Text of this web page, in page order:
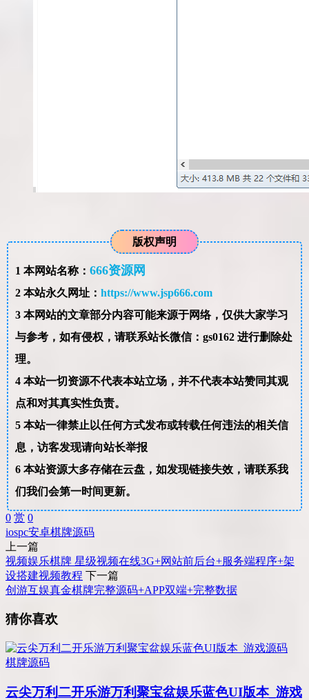
版权声明
1 本网站名称： 666资源网
2本站永久网址： https://www.jsp666.com
3本网站的文章部分内容可能来源于网络，仅供大家学习
与参考，如有侵权，请联系站长微信：gs0162 进行删除处
理。
4本站一切资源不代表本站立场，并不代表本站赞同其观
点和对其真实性负责。
5本站一律禁止以任何方式发布或转载任何违法的相关信
息，访客发现请向站长举报
6本站资源大多存储在云盘，如发现链接失效，请联系我
们我们会第一时间更新。
0 赏 0
iospc安卓棋牌源码
上一篇
视频娱乐棋牌 星级视频在线3G+网站前后台+服务端程序+架
设搭建视频教程 下一篇
创游互娱真金棋牌完整源码+APP双端+完整数据
猜你喜欢
棋牌源码
云尖万利二开乐游万利聚宝盆娱乐蓝色UI版本_游戏